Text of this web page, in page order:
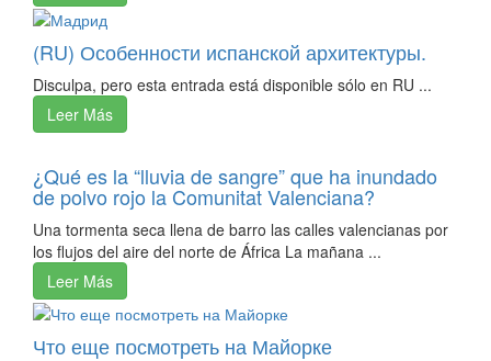
(RU) Особенности испанской архитектуры.
Disculpa, pero esta entrada está disponible sólo en RU ...
Leer Más
¿Qué es la “lluvia de sangre” que ha inundado
de polvo rojo la Comunitat Valenciana?
Una tormenta seca llena de barro las calles valencianas por
los flujos del aire del norte de África La mañana ...
Leer Más
Что еще посмотреть на Майорке